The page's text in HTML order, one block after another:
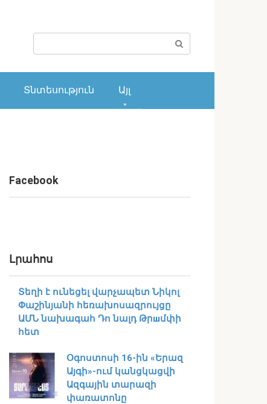
Տնտեսություն Այլ
Facebook
Լրահոս
Տեղի է ունեցել վարչապետ Նիկոլ
Փաշինյանի հեռախոսազրույցը
ԱՄՆ նախագահ Դո նալդ Թրшմփի
հետ
Օգոստոսի 16-ին «Երազ
Այգի»-ում կանցկացվի
Ազգային տարազի
փառատոնը